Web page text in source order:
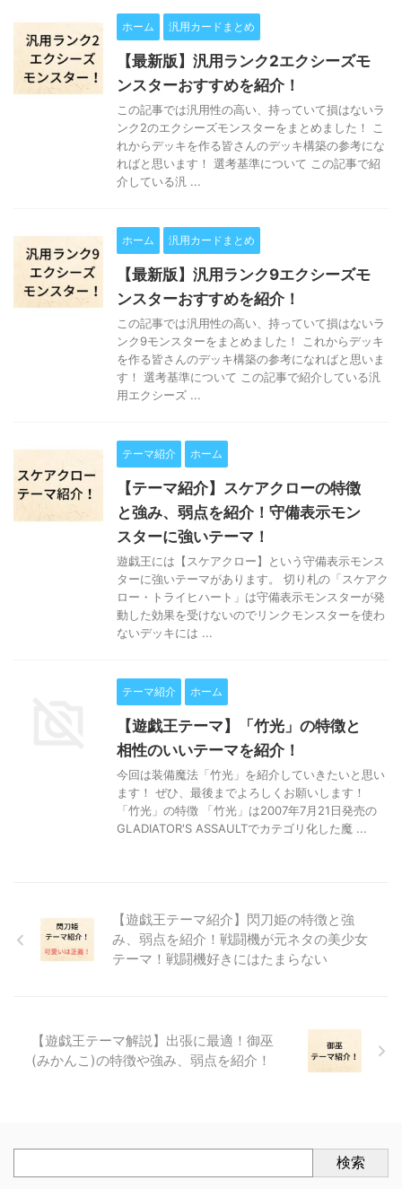
ホーム 汎用カードまとめ
【最新版】汎用ランク2エクシーズモ
ンスターおすすめを紹介！
この記事では汎用性の高い、持っていて損はないラ
ンク2のエクシーズモンスターをまとめました！ こ
れからデッキを作る皆さんのデッキ構築の参考にな
ればと思います！ 選考基準について この記事で紹
介している汎 ...
ホーム 汎用カードまとめ
【最新版】汎用ランク9エクシーズモ
ンスターおすすめを紹介！
この記事では汎用性の高い、持っていて損はないラ
ンク9モンスターをまとめました！ これからデッキ
を作る皆さんのデッキ構築の参考になればと思いま
す！ 選考基準について この記事で紹介している汎
用エクシーズ ...
テーマ紹介 ホーム
【テーマ紹介】スケアクローの特徴
と強み、弱点を紹介！守備表示モン
スターに強いテーマ！
遊戯王には【スケアクロー】という守備表示モンス
ターに強いテーマがあります。 切り札の「スケアク
ロー・トライヒハート」は守備表示モンスターが発
動した効果を受けないのでリンクモンスターを使わ
ないデッキには ...
テーマ紹介 ホーム
【遊戯王テーマ】「竹光」の特徴と
相性のいいテーマを紹介！
今回は装備魔法「竹光」を紹介していきたいと思い
ます！ ぜひ、最後までよろしくお願いします！
「竹光」の特徴 「竹光」は2007年7月21日発売の
GLADIATOR'S ASSAULTでカテゴリ化した魔 ...
【遊戯王テーマ紹介】閃刀姫の特徴と強
み、弱点を紹介！戦闘機が元ネタの美少女
テーマ！戦闘機好きにはたまらない
【遊戯王テーマ解説】出張に最適！御巫
(みかんこ)の特徴や強み、弱点を紹介！
検索